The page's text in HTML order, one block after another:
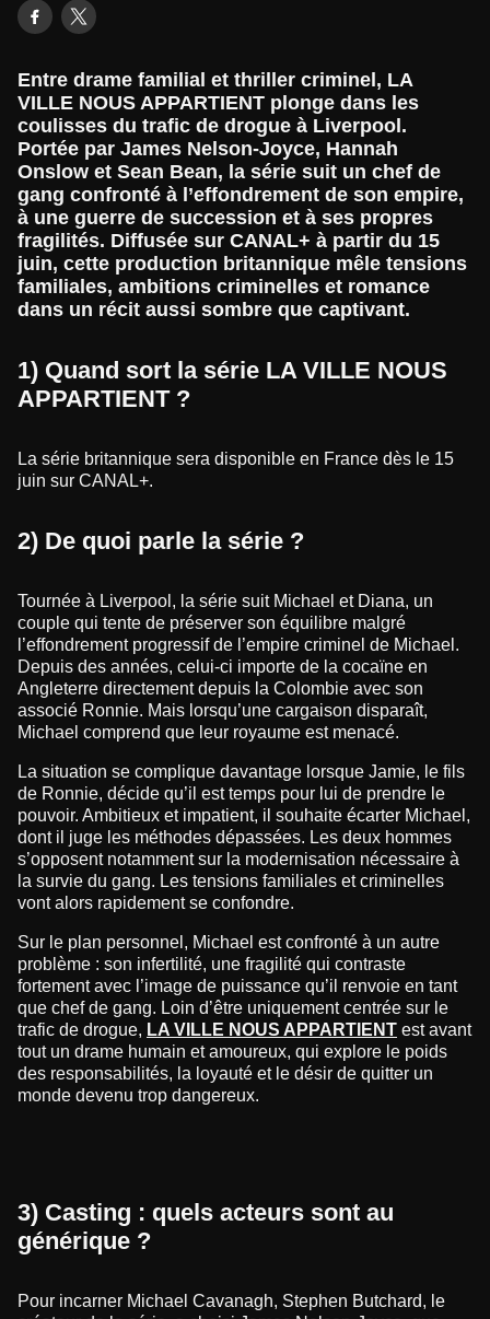
Entre drame familial et thriller criminel, LA
VILLE NOUS APPARTIENT plonge dans les
coulisses du trafic de drogue à Liverpool.
Portée par James Nelson-Joyce, Hannah
Onslow et Sean Bean, la série suit un chef de
gang confronté à l’effondrement de son empire,
à une guerre de succession et à ses propres
fragilités. Diffusée sur CANAL+ à partir du 15
juin, cette production britannique mêle tensions
familiales, ambitions criminelles et romance
dans un récit aussi sombre que captivant.
1) Quand sort la série LA VILLE NOUS
APPARTIENT ?
La série britannique sera disponible en France dès le 15
juin sur CANAL+.
2) De quoi parle la série ?
Tournée à Liverpool, la série suit Michael et Diana, un
couple qui tente de préserver son équilibre malgré
l’effondrement progressif de l’empire criminel de Michael.
Depuis des années, celui-ci importe de la cocaïne en
Angleterre directement depuis la Colombie avec son
associé Ronnie. Mais lorsqu’une cargaison disparaît,
Michael comprend que leur royaume est menacé.
La situation se complique davantage lorsque Jamie, le fils
de Ronnie, décide qu’il est temps pour lui de prendre le
pouvoir. Ambitieux et impatient, il souhaite écarter Michael,
dont il juge les méthodes dépassées. Les deux hommes
s’opposent notamment sur la modernisation nécessaire à
la survie du gang. Les tensions familiales et criminelles
vont alors rapidement se confondre.
Sur le plan personnel, Michael est confronté à un autre
problème : son infertilité, une fragilité qui contraste
fortement avec l’image de puissance qu’il renvoie en tant
que chef de gang. Loin d’être uniquement centrée sur le
trafic de drogue, LA VILLE NOUS APPARTIENT est avant
tout un drame humain et amoureux, qui explore le poids
des responsabilités, la loyauté et le désir de quitter un
monde devenu trop dangereux.
3) Casting : quels acteurs sont au
générique ?
Pour incarner Michael Cavanagh, Stephen Butchard, le